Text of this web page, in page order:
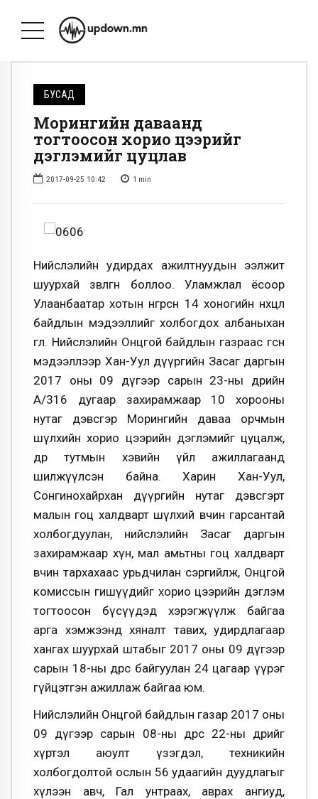
БУСАД
Морингийн даваанд
тогтоосон хорио цээрийг
дэглэмийг цуцлав
2017-09-25 10:42 1 min
Нийслэлийн удирдах ажилтнуудын ээлжит
шуурхай зөвлөгөөн боллоо. Уламжлал ёсоор
Улаанбаатар хотын өнгөрсөн 14 хоногийн нөхцөл
байдлын мэдээллийг холбогдох албаныхан
өглөө. Нийслэлийн Онцгой байдлын газраас өгсөн
мэдээллээр Хан-Уул дүүргийн Засаг даргын
2017 оны 09 дүгээр сарын 23-ны өдрийн
А/316 дугаар захирамжаар 10 хорооны
нутаг дэвсгэр Морингийн даваа орчмын
шүлхийн хорио цээрийн дэглэмийг цуцалж,
өдөр тутмын хэвийн үйл ажиллагаанд
шилжүүлсэн байна. Харин Хан-Уул,
Сонгинохайрхан дүүргийн нутаг дэвсгэрт
малын гоц халдварт шүлхий өвчин гарсантай
холбогдуулан, нийслэлийн Засаг даргын
захирамжаар хүн, мал амьтны гоц халдварт
өвчин тархахаас урьдчилан сэргийлж, Онцгой
комиссын гишүүдийг хорио цээрийн дэглэм
тогтоосон бүсүүдэд хэрэгжүүлж байгаа
арга хэмжээнд хяналт тавих, удирдлагаар
хангах шуурхай штабыг 2017 оны 09 дүгээр
сарын 18-ны өдрөөс байгуулан 24 цагаар үүрэг
гүйцэтгэн ажиллаж байгаа юм.
Нийслэлийн Онцгой байдлын газар 2017 оны
09 дүгээр сарын 08-ны өдрөөс 22-ны өдрийг
хүртэл аюулт үзэгдэл, техникийн
холбогдолтой ослын 56 удаагийн дуудлагыг
хүлээн авч, Гал унтраах, аврах ангиуд,